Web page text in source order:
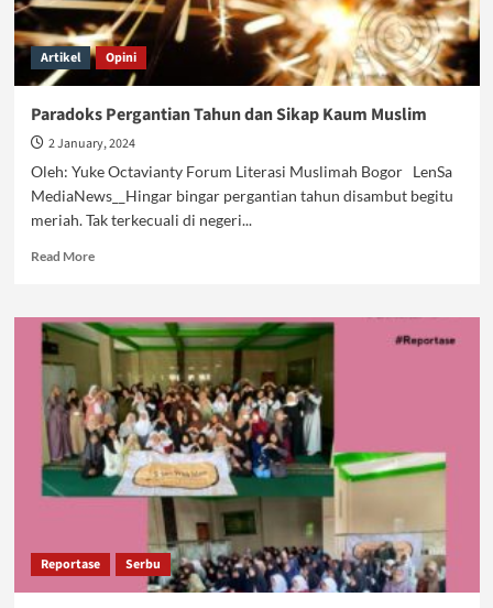
Artikel Opini
Paradoks Pergantian Tahun dan Sikap Kaum Muslim
2 January, 2024
Oleh: Yuke Octavianty Forum Literasi Muslimah Bogor LenSa
MediaNews__Hingar bingar pergantian tahun disambut begitu
meriah. Tak terkecuali di negeri...
Read MoreRead
Paradoks
Pergantian
Tahun
Sikap
Kaum
Muslim
Reportase Serbu